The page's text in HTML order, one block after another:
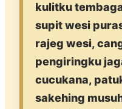
kulitku
supit wesi
rajeg wesi,
pengiringku
cucukana,
sakehing